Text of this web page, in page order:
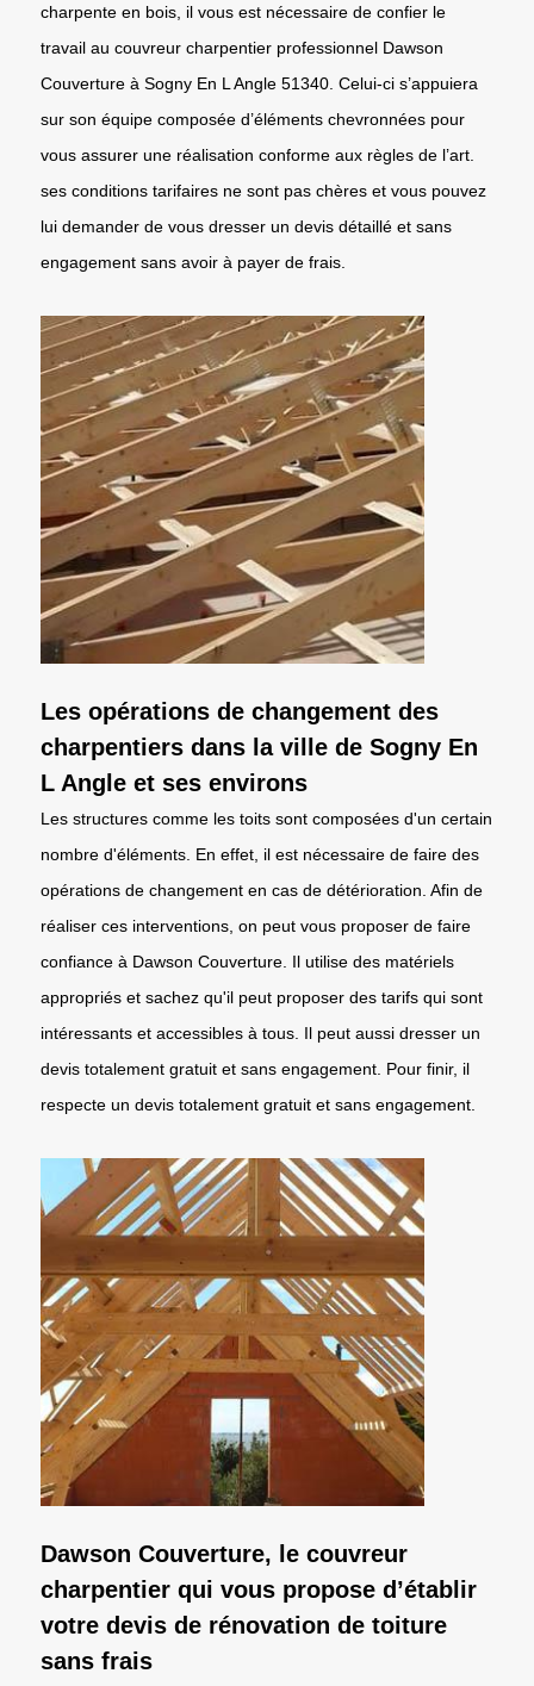
charpente en bois, il vous est nécessaire de confier le
travail au couvreur charpentier professionnel Dawson
Couverture à Sogny En L Angle 51340. Celui-ci s’appuiera
sur son équipe composée d’éléments chevronnées pour
vous assurer une réalisation conforme aux règles de l’art.
ses conditions tarifaires ne sont pas chères et vous pouvez
lui demander de vous dresser un devis détaillé et sans
engagement sans avoir à payer de frais.
Les opérations de changement des
charpentiers dans la ville de Sogny En
L Angle et ses environs
Les structures comme les toits sont composées d'un certain
nombre d'éléments. En effet, il est nécessaire de faire des
opérations de changement en cas de détérioration. Afin de
réaliser ces interventions, on peut vous proposer de faire
confiance à Dawson Couverture. Il utilise des matériels
appropriés et sachez qu'il peut proposer des tarifs qui sont
intéressants et accessibles à tous. Il peut aussi dresser un
devis totalement gratuit et sans engagement. Pour finir, il
respecte un devis totalement gratuit et sans engagement.
Dawson Couverture, le couvreur
charpentier qui vous propose d’établir
votre devis de rénovation de toiture
sans frais